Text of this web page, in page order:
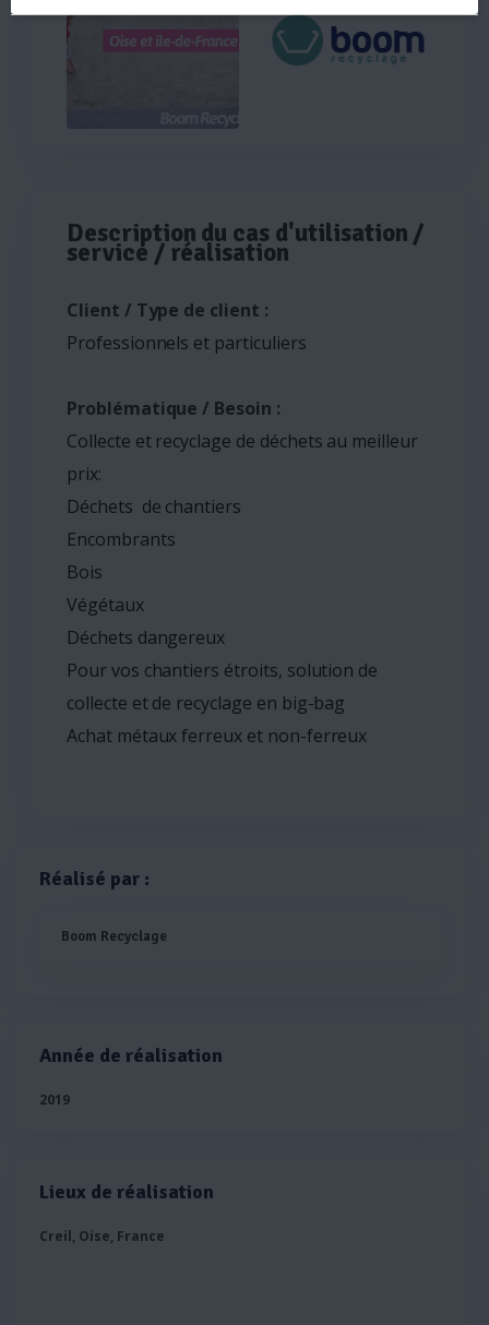
Description du cas d'utilisation /
service / réalisation
Client / Type de client :
Professionnels et particuliers
Problématique / Besoin :
Collecte et recyclage de déchets au meilleur
prix:
Déchets de chantiers
Encombrants
Bois
Végétaux
Déchets dangereux
Pour vos chantiers étroits, solution de
collecte et de recyclage en big-bag
Achat métaux ferreux et non-ferreux
Réalisé par :
Boom Recyclage
Année de réalisation
2019
Lieux de réalisation
Creil, Oise, France